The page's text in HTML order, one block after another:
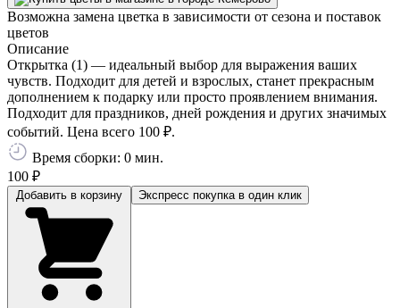
Возможна замена цветка в зависимости от сезона и поставок
цветов
Описание
Открытка (1) — идеальный выбор для выражения ваших
чувств. Подходит для детей и взрослых, станет прекрасным
дополнением к подарку или просто проявлением внимания.
Подходит для праздников, дней рождения и других значимых
событий. Цена всего 100 ₽.
Время сборки: 0 мин.
100 ₽
Экспресс покупка в один клик